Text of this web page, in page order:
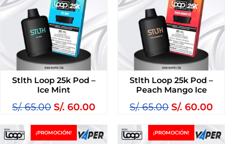
Stlth Loop 25k Pod –
Ice Mint
S/.65.00 S/. 60.00
Stlth Loop 25k Pod –
Peach Mango Ice
S/.65.00 S/. 60.00
¡PROMOCIÓN! ¡PROMOCIÓN!